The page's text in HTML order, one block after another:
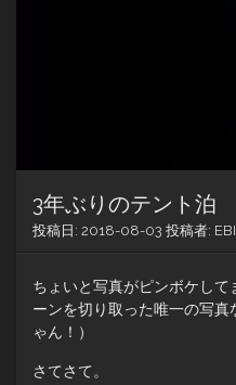
3年ぶりのテント泊
投稿日: 2018-08-03 投稿者:
ちょいと写真がピンボケし
ーンを切り取った唯一の写真
ゃん！）
さてさて。